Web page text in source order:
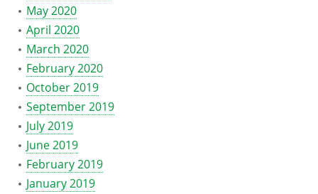
May 2020
April 2020
March 2020
February 2020
October 2019
September 2019
July 2019
June 2019
February 2019
January 2019